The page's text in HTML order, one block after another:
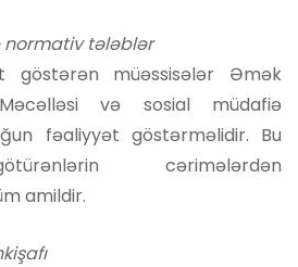
normativ tələblər
göstərən müəssisələr Əmək
və sosial müdafiə
fəaliyyət göstərməlidir. Bu
cərimələrdən
amildir.